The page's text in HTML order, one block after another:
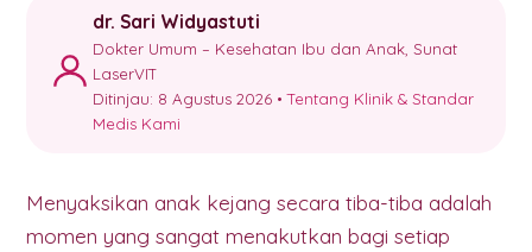
dr. Sari Widyastuti
Dokter Umum – Kesehatan Ibu dan Anak, Sunat
LaserVIT
Ditinjau: 8 Agustus 2026 •Tentang Klinik & Standar
Medis Kami
Menyaksikan anak kejang secara tiba-tiba adalah
momen yang sangat menakutkan bagi setiap